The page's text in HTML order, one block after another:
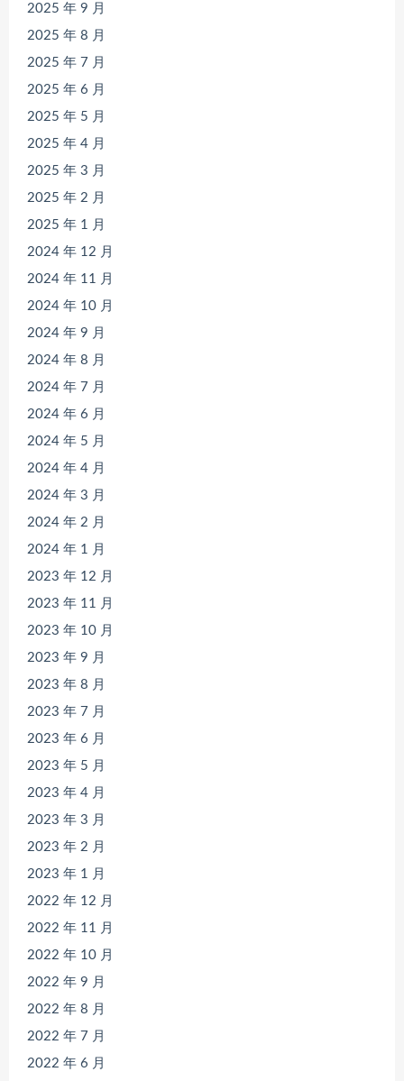
2025 年 9 月
2025 年 8 月
2025 年 7 月
2025 年 6 月
2025 年 5 月
2025 年 4 月
2025 年 3 月
2025 年 2 月
2025 年 1 月
2024 年 12 月
2024 年 11 月
2024 年 10 月
2024 年 9 月
2024 年 8 月
2024 年 7 月
2024 年 6 月
2024 年 5 月
2024 年 4 月
2024 年 3 月
2024 年 2 月
2024 年 1 月
2023 年 12 月
2023 年 11 月
2023 年 10 月
2023 年 9 月
2023 年 8 月
2023 年 7 月
2023 年 6 月
2023 年 5 月
2023 年 4 月
2023 年 3 月
2023 年 2 月
2023 年 1 月
2022 年 12 月
2022 年 11 月
2022 年 10 月
2022 年 9 月
2022 年 8 月
2022 年 7 月
2022 年 6 月